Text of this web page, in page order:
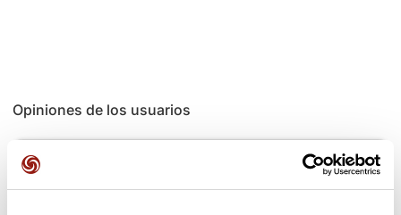
Opiniones de los usuarios
Este recorrido aún no contiene opiniones. ¿Ya lo has